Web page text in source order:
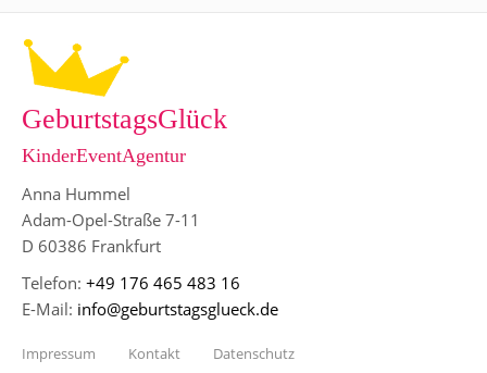
GeburtstagsGlück
KinderEventAgentur
Anna Hummel
Adam-Opel-Straße 7-11
D 60386 Frankfurt
Telefon: +49 176 465 483 16
E-Mail: info@geburtstagsglueck.de
Impressum Kontakt Datenschutz